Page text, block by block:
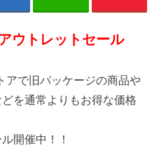
ウトレットセール
アで旧パッケージの商品や
を通常よりもお得な価格
開催中！！